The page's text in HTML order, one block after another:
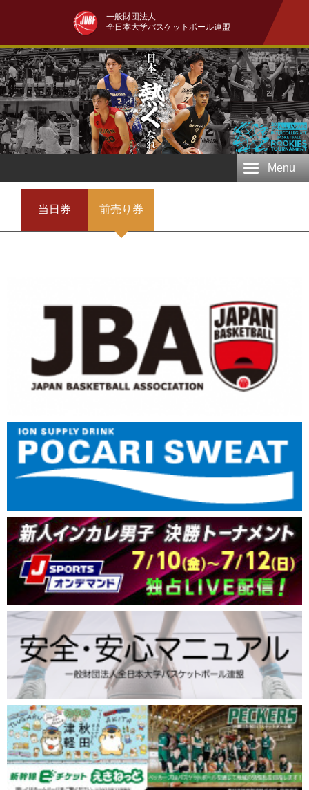
一般財団法人
全日本大学バスケットボール連盟
Menu
当日券 前売り券